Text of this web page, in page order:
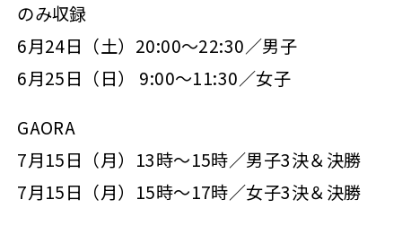
のみ収録
6月24日（土）20:00～22:30／男子
6月25日（日） 9:00～11:30／女子
GAORA
7月15日（月）13時～15時／男子3決＆決勝
7月15日（月）15時～17時／女子3決＆決勝